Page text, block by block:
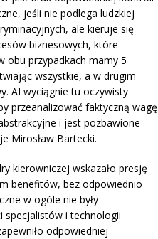
jeśli nie podlega ludzkiej
ale kieruje się
biznesowych, które
obu przypadkach mamy 5
wszystkie, a w drugim
AI wyciągnie tu oczywisty
przeanalizować faktyczną wagę
i jest pozbawione
Mirosław Bartecki.
kierowniczej wskazało presję
benefitów, bez odpowiednio
w ogóle nie były
specjalistów i technologii
odpowiedniej